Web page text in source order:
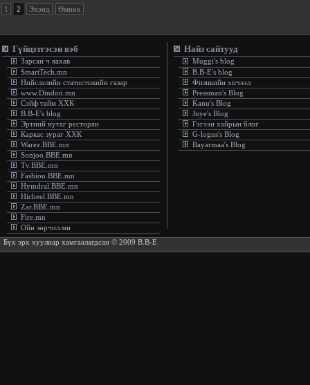
1 2 Эхэнд Өмнөх
Гүйцэтгэсэн вэб
Зарсан ч яахав
SmartTech.mn
Нийслэлийн статистикийн газар
www.Dindon.mn
Сэйф тайм ХХК
B.B-E's blog
Эртний нутаг ресторан
Каркас зураг ХХК
Warez.BBE.mn
Sonjoo.BBE.mn
Tv.BBE.mn
Fashion.BBE.mn
Hymdral.BBE.mn
Hicheel.BBE.mn
Zar.BBE.mn
Fire.mn
Ойн зөрчил.мн
Найз сайтууд
Muggi's blog
B.B-E's blog
Физикийн хичээл
Pressman's Blog
Kanu's Blog
Juye's Blog
Гэгээн хайрын блог
G-logus's Blog
Bayarmaa's Blog
Бүх эрх хуулиар хамгаалагдсан © 2009 B.B-E